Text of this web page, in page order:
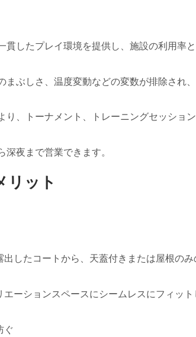
したプレイ環境を提供し、施設の利用率
ぶしさ、温度変動などの変数が排除され
、トーナメント、トレーニングセッショ
夜まで営業できます。
リット
出したコートから、天蓋付きまたは屋根のみ
ーションスペースにシームレスにフィット
ぐ